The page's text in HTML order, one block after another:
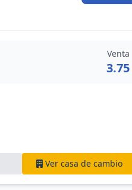
Venta
3.75
Ver casa de cambio